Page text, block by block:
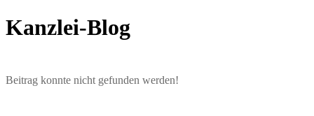
Kanzlei-Blog
Beitrag konnte nicht gefunden werden!